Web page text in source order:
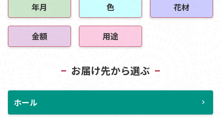
年月 色 花材
金額 用途
お届け先から選ぶ
ホール chevron_right